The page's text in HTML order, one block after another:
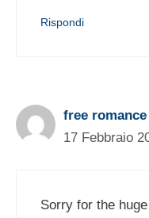
Rispondi
free
17 Febbraio
Sorry for the